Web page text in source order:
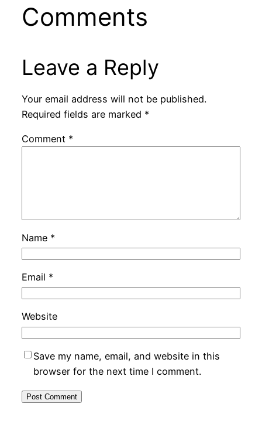
Comments
Leave a Reply
Your email address will not be published.
Required fields are marked *
Comment *
Name *
Email *
Website
Save my name, email, and website in this
browser for the next time I comment.